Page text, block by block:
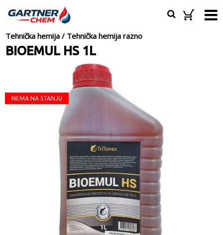
Tehnička hemija / Tehnička hemija razno
BIOEMUL HS 1L
NEMA NA STANJU